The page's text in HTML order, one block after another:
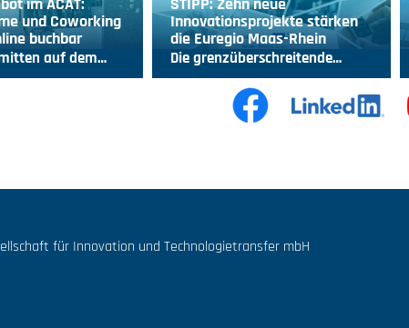
und Coworking
buchbar
mitten auf dem…
Innovationsprojekte stärken
die Euregio Maas-Rhein
Die grenzüberschreitende…
für Innovation und Technologietransfer mbH